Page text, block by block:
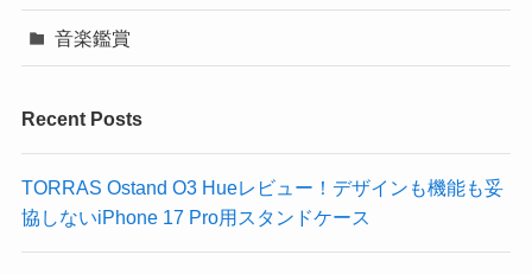
音楽鑑賞
Recent Posts
TORRAS Ostand O3 Hueレビュー！デザインも機能も妥
協しないiPhone 17 Pro用スタンドケース